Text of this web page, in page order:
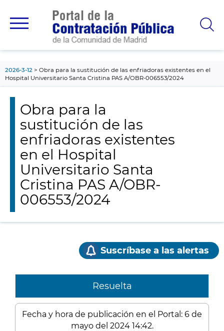
principal
2026-3-12
Obra para la sustitución de las enfriadoras existentes en el
Hospital Universitario Santa Cristina PAS A/OBR-006553/2024
Obra para la
sustitución de las
enfriadoras existentes
en el Hospital
Universitario Santa
Cristina PAS A/OBR-
006553/2024
Suscríbase a las alertas
Resuelta
Fecha y hora de publicación en el Portal: 6 de
mayo del 2024 14:42.